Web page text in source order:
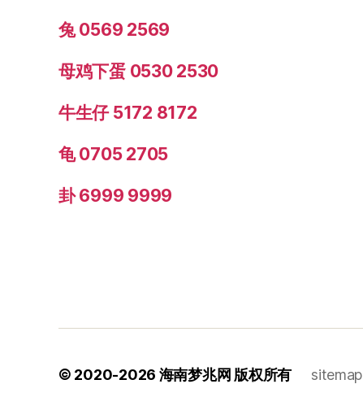
兔 0569 2569
母鸡下蛋 0530 2530
牛生仔 5172 8172
龟 0705 2705
卦 6999 9999
© 2020-2026 海南梦兆网 版权所有 sitemap